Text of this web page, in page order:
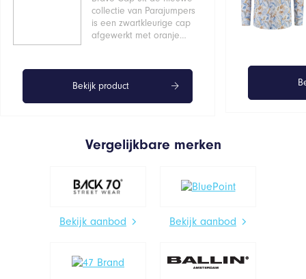
collectie van Parajumpers
is een zwartkleurige cap
afgewerkt met oranje…
Bekijk product
Vergelijkbare merken
Bekijk aanbod Bekijk aanbod